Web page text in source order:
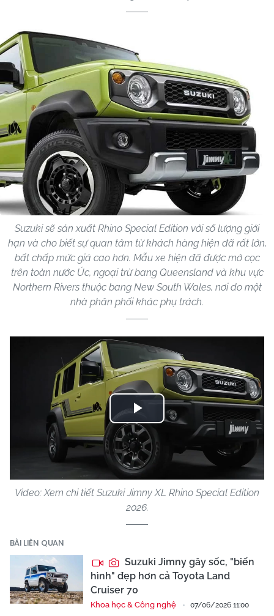
Suzuki sẽ sản xuất Rhino Special Edition với số lượng giới
hạn và cho biết sự quan tâm từ khách hàng hiện đã rất lớn,
bất chấp mức giá cao hơn. Mẫu xe hiện đã được mở cọc
trên toàn nước Úc, ngoại trừ bang Queensland và khu vực
Northern Rivers thuộc bang New South Wales, nơi do một
nhà phân phối khác phụ trách.
Play
Video
Video: Xem chi tiết Suzuki Jimny XL Rhino Special Edition
2026.
BÀI LIÊN QUAN
Suzuki Jimny gây sốc, "biến
hình" đẹp hơn cả Toyota Land
Cruiser 70
Khoa học & Công nghệ 07/06/2026 11:00